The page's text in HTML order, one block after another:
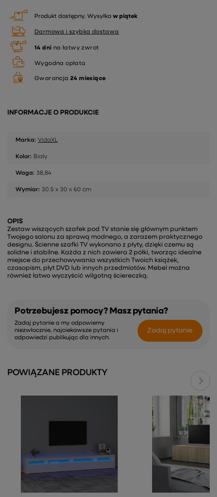
Produkt dostępny Wysyłka w piątek
Darmowa i szybka dostawa
14 dni na łatwy zwrot
Wygodna opłata
Gwarancja 24 miesiące
INFORMACJE O PRODUKCIE
Marka: VidaXL
Kolor: Biały
Waga: 38,84
Wymiar: 30.5 x 30 x 60 cm
OPIS
Zestaw wiszących szafek pod TV stanie się głównym punktem
Twojego salonu za sprawą modnego, a zarazem praktycznego
designu. Ścienne szafki TV wykonano z płyty, dzięki czemu są
solidne i stabilne. Każda z nich zawiera 2 półki, tworząc idealne
miejsce do przechowywania wszystkich Twoich książek,
czasopism, płyt DVD lub innych przedmiotów. Mebel można
również łatwo wyczyścić wilgotną ściereczką.
Potrzebujesz pomocy? Masz pytania?
Zadaj pytanie a my odpowiemy
niezwłocznie, najciekawsze pytania i
odpowiedzi publikując dla innych.
Zadaj pytanie
POWIĄZANE PRODUKTY